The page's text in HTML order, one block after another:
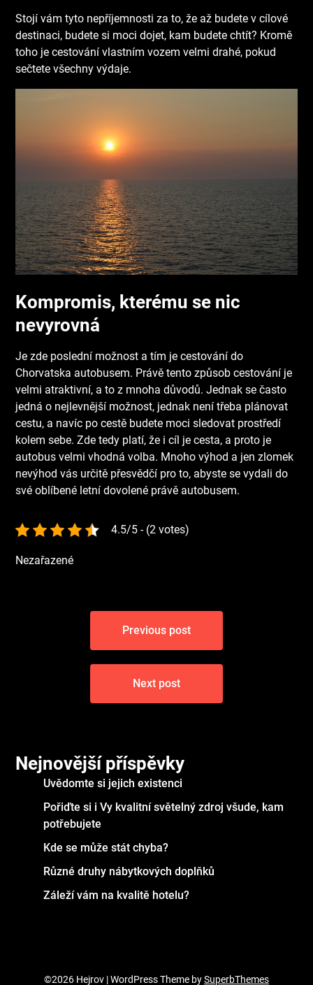
Stojí vám tyto nepříjemnosti za to, že až budete v cílové
destinaci, budete si moci dojet, kam budete chtít? Kromě
toho je cestování vlastním vozem velmi drahé, pokud
sečtete všechny výdaje.
Kompromis, kterému se nic
nevyrovná
Je zde poslední možnost a tím je cestovánído
Chorvatska autobusem. Právě tento způsob cestování je
velmi atraktivní, a to z mnoha důvodů. Jednak se často
jedná o nejlevnější možnost, jednak není třeba plánovat
cestu, a navíc po cestě budete moci sledovat prostředí
kolem sebe. Zde tedy platí, že i cíl je cesta, a proto je
autobus velmi vhodná volba. Mnoho výhod a jen zlomek
nevýhod vás určitě přesvědčí pro to, abyste se vydali do
své oblíbené letní dovolené právě autobusem.
4.5/5 - (2 votes)
Nezařazené
Navigace
příspěvek
Previous post
Next post
Nejnovější příspěvky
Uvědomte si jejich existenci
Pořiďte si i Vy kvalitní světelný zdroj všude, kam
potřebujete
Kde se může stát chyba?
Různé druhy nábytkových doplňků
Záleží vám na kvalitě hotelu?
©2026 Hejrov | WordPress Theme bySuperbThemes